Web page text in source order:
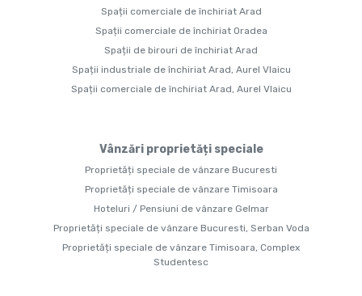
Spații comerciale de închiriat Arad
Spații comerciale de închiriat Oradea
Spații de birouri de închiriat Arad
Spații industriale de închiriat Arad, Aurel Vlaicu
Spații comerciale de închiriat Arad, Aurel Vlaicu
Vânzări proprietăți speciale
Proprietăți speciale de vânzare Bucuresti
Proprietăți speciale de vânzare Timisoara
Hoteluri / Pensiuni de vânzare Gelmar
Proprietăți speciale de vânzare Bucuresti, Serban Voda
Proprietăți speciale de vânzare Timisoara, Complex
Studentesc